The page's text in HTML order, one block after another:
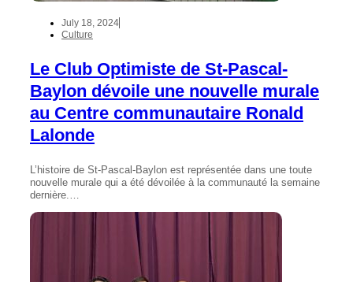
July 18, 2024
Culture
Le Club Optimiste de St-Pascal-
Baylon dévoile une nouvelle murale
au Centre communautaire Ronald
Lalonde
L’histoire de St-Pascal-Baylon est représentée dans une toute
nouvelle murale qui a été dévoilée à la communauté la semaine
dernière.…